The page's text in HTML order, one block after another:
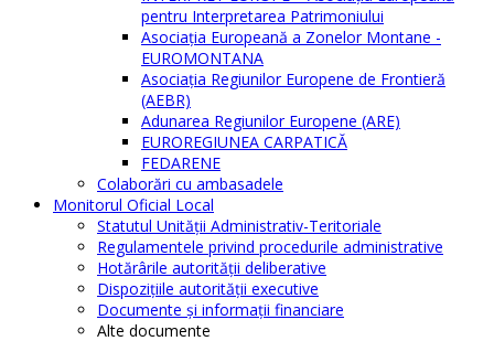
pentru Interpretarea Patrimoniului
Asociația Europeană a Zonelor Montane -
EUROMONTANA
Asociația Regiunilor Europene de Frontieră
(AEBR)
Adunarea Regiunilor Europene (ARE)
EUROREGIUNEA CARPATICĂ
FEDARENE
Colaborări cu ambasadele
Monitorul Oficial Local
Statutul Unităţii Administrativ-Teritoriale
Regulamentele privind procedurile administrative
Hotărârile autorităţii deliberative
Dispoziţiile autorităţii executive
Documente şi informaţii financiare
Alte documente